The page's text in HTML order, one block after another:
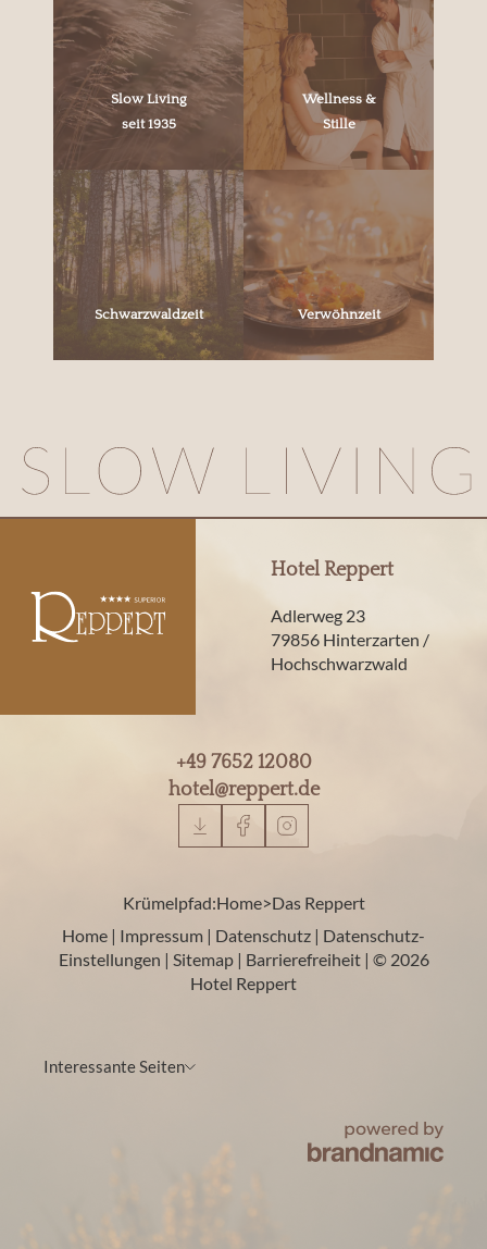
Slow Living
seit 1935
Wellness &
Stille
Schwarzwaldzeit Verwöhnzeit
Hotel Reppert
Adlerweg 23
79856 Hinterzarten /
Hochschwarzwald
+49 7652 12080
hotel@reppert.de
Krümelpfad:Home>Das Reppert
Home | Impressum | Datenschutz | Datenschutz-
Einstellungen | Sitemap | Barrierefreiheit | © 2026
Hotel Reppert
Interessante Seiten